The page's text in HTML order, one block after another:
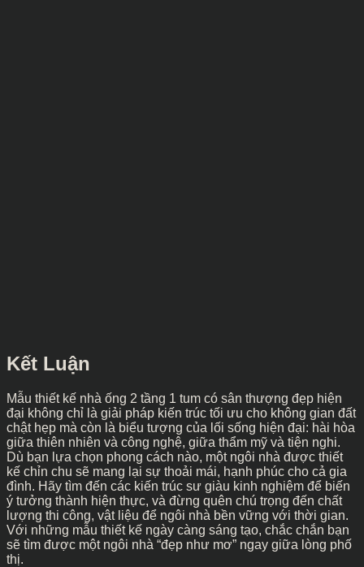
Kết Luận
Mẫu thiết kế nhà ống 2 tầng 1 tum có sân thượng đẹp hiện
đại không chỉ là giải pháp kiến trúc tối ưu cho không gian đất
chật hẹp mà còn là biểu tượng của lối sống hiện đại: hài hòa
giữa thiên nhiên và công nghệ, giữa thẩm mỹ và tiện nghi.
Dù bạn lựa chọn phong cách nào, một ngôi nhà được thiết
kế chỉn chu sẽ mang lại sự thoải mái, hạnh phúc cho cả gia
đình. Hãy tìm đến các kiến trúc sư giàu kinh nghiệm để biến
ý tưởng thành hiện thực, và đừng quên chú trọng đến chất
lượng thi công, vật liệu để ngôi nhà bền vững với thời gian.
Với những mẫu thiết kế ngày càng sáng tạo, chắc chắn bạn
sẽ tìm được một ngôi nhà “đẹp như mơ” ngay giữa lòng phố
thị.